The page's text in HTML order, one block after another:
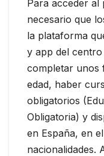
Para acceder al
necesario que
la plataforma
y app del
completar unos
edad, haber
obligatorios
Obligatoria) y
en España, en
nacionalidades.